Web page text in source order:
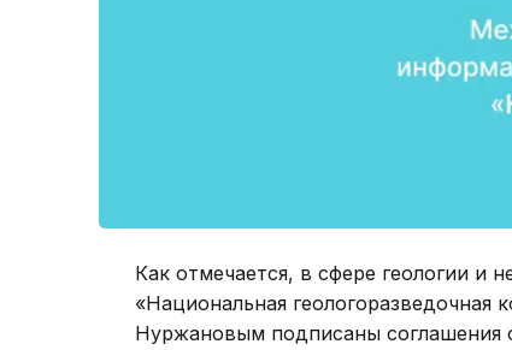
Как отмечается, в сфере геологии и
«Национальная
Нуржановым подписаны соглашения